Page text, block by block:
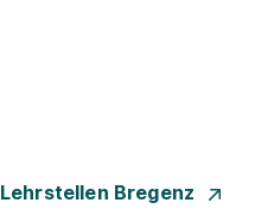
Lehrstellen Bregenz